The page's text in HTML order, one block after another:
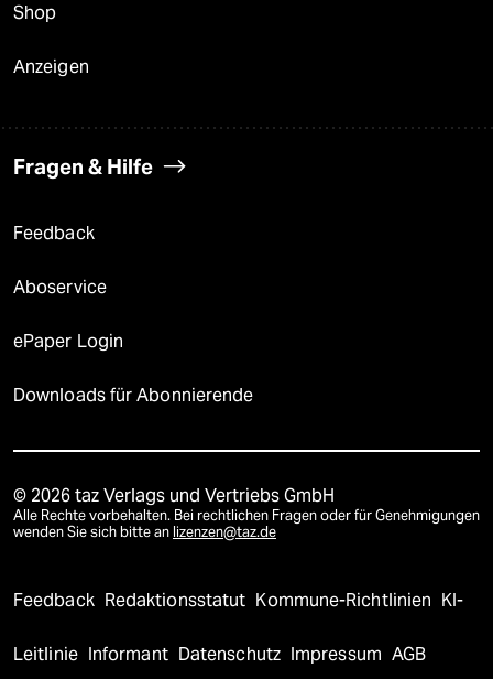
Shop
Anzeigen
Fragen & Hilfe
Feedback
Aboservice
ePaper Login
Downloads für Abonnierende
© 2026 taz Verlags und Vertriebs GmbH
Alle Rechte vorbehalten. Bei rechtlichen Fragen oder für Genehmigungen
wenden Sie sich bitte an lizenzen@taz.de
Feedback Redaktionsstatut Kommune-Richtlinien KI-
Leitlinie Informant Datenschutz Impressum AGB